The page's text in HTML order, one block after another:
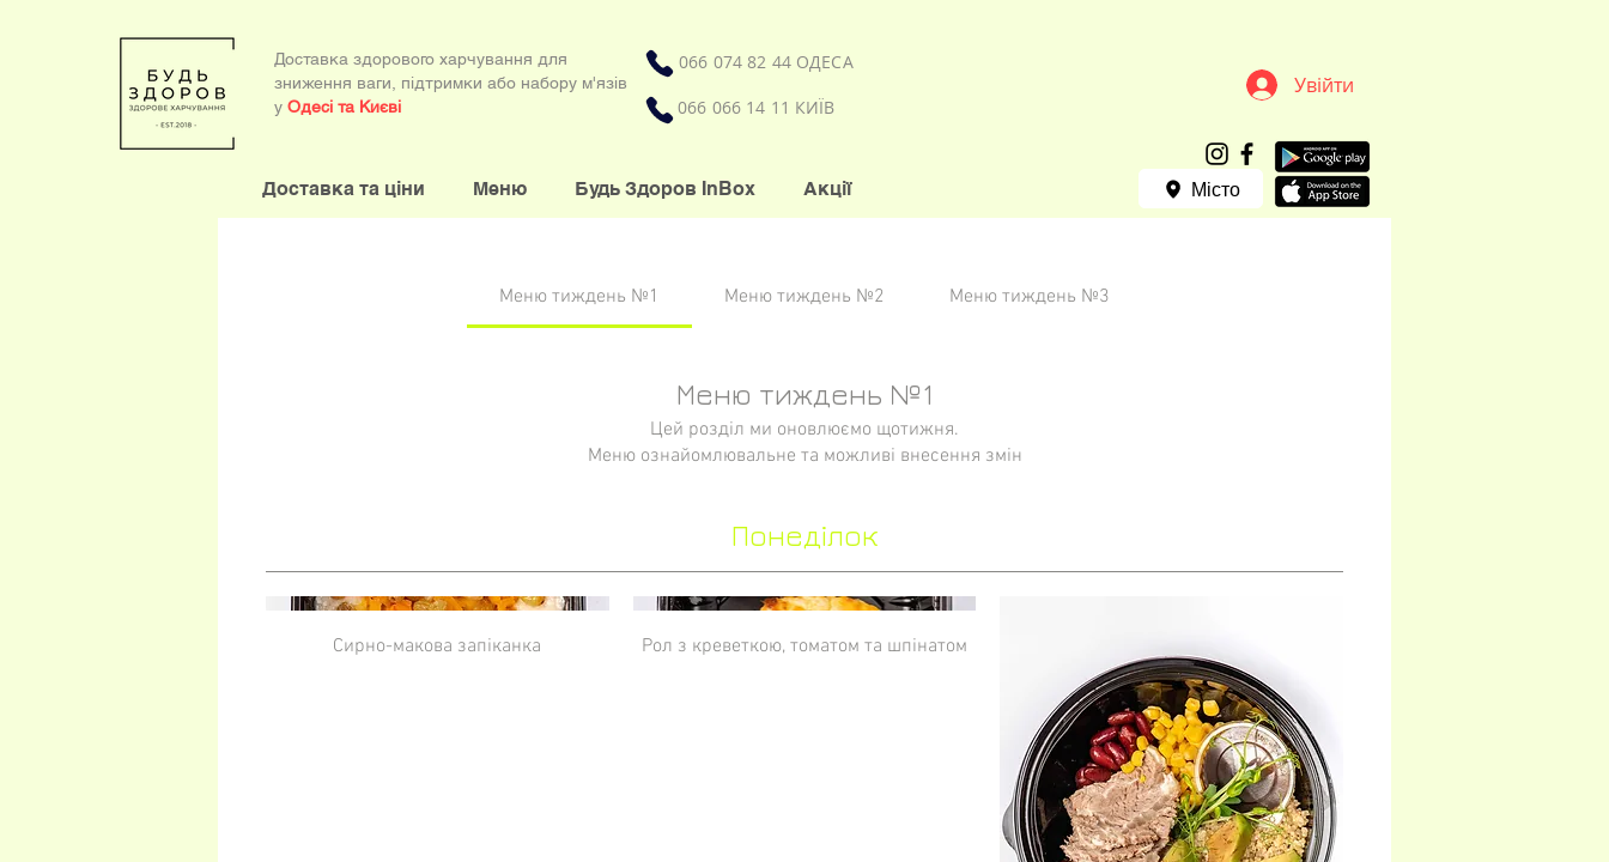
Доставка здорового харчування для
зниження ваги, підтримки або набору м'язів
у Одесі та Києві
066 074 82 44 ОДЕСА
066 066 14 11 КИЇВ
Доставка та ціни Меню Будь Здоров InBox Акції
Увійти
Місто
Меню тиждень №1 Меню тиждень №2 Меню тиждень №3
Меню тиждень №1
Цей розділ ми оновлюємо щотижня.
Меню ознайомлювальне та можливі внесення змін
Понеділок
Сирно-макова запіканка Рол з креветкою, томатом та шпінатом